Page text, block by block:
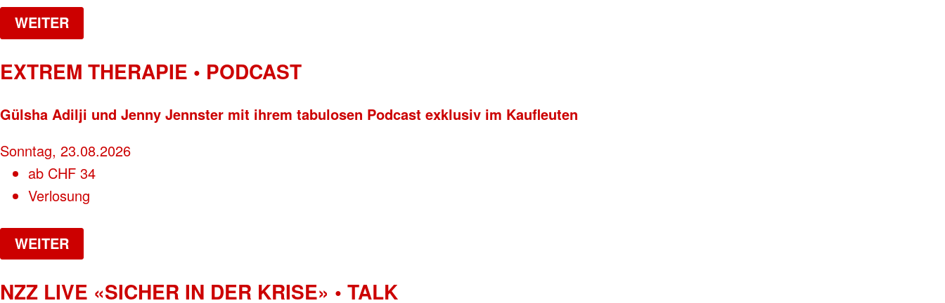
WEITER
EXTREM THERAPIE • PODCAST
Gülsha Adilji und Jenny Jennster mit ihrem tabulosen Podcast exklusiv im Kaufleuten
Sonntag, 23.08.2026
ab CHF 34
Verlosung
WEITER
NZZ LIVE «SICHER IN DER KRISE» • TALK